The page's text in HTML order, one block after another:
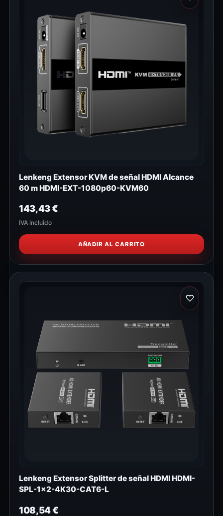
Lenkeng Extensor KVM de señal HDMI Alcance
60 m HDMI-EXT-1080p60-KVM60
143,43€
IVA incluido
AÑADIR AL CARRITO
Lenkeng Extensor Splitter de señal HDMI HDMI-
SPL-1x2-4K30-CAT6-L
108,54€